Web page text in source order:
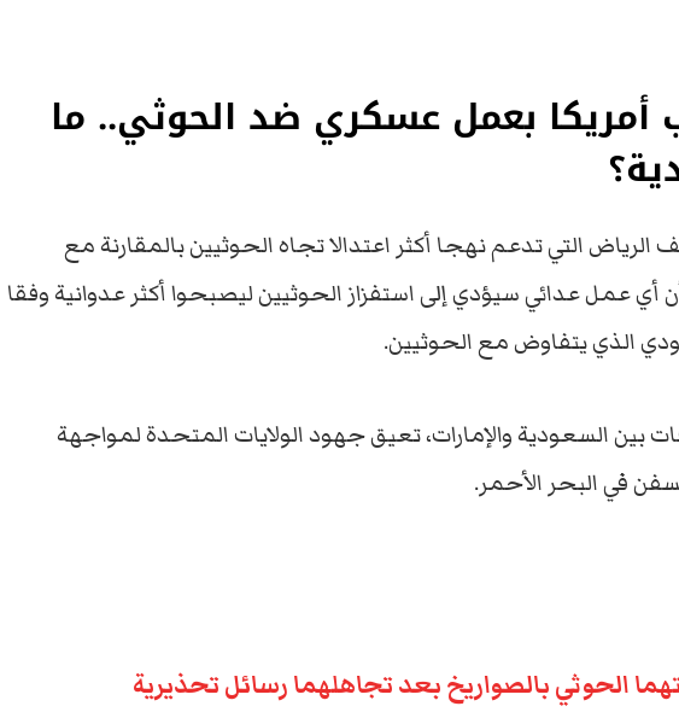
أمريكا بعمل عسكري ضد الحوثي.. ما
التي تدعم نهجا أكثر اعتدالا تجاه الحوثيين بالمقارنة مع
أي عمل عدائي سيؤدي إلى استفزاز الحوثيين ليصبحوا أكثر عدوانية وفقا
الذي يتفاوض مع الحوثيين.
بين السعودية والإمارات، تعيق جهود الولايات المتحدة لمواجهة
في البحر الأحمر.
الحوثي بالصواريخ بعد تجاهلهما رسائل تحذيرية